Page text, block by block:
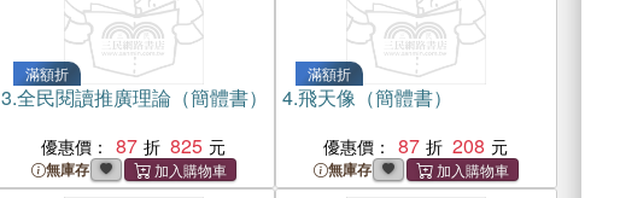
滿額折
3.全民閱讀推廣理論（簡體書）
優惠價： 87 825
無庫存
滿額折
4.飛天像（簡體書）
優惠價： 87 208
無庫存